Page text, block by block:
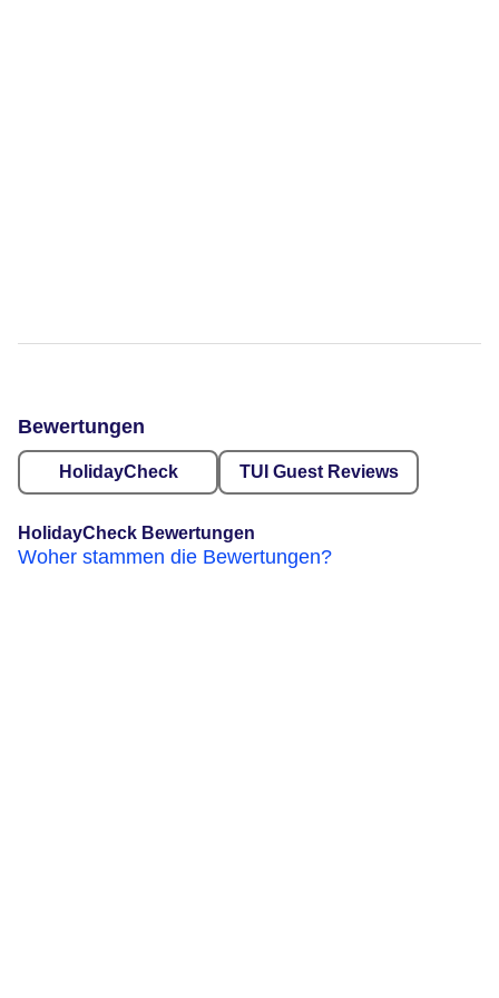
Bewertungen
HolidayCheck TUI Guest Reviews
HolidayCheck Bewertungen
Woher stammen die Bewertungen?